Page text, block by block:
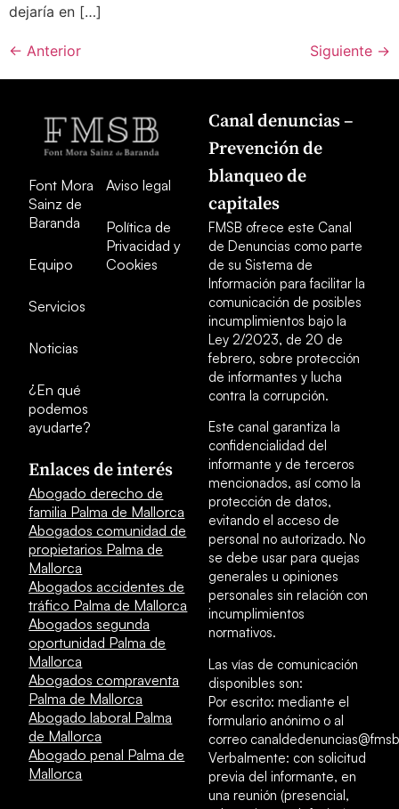
dejaría en […]
← Anterior Siguiente →
Font Mora
Sainz de
Baranda
Equipo
Servicios
Noticias
¿En qué
podemos
ayudarte?
Aviso legal
Política de
Privacidad y
Cookies
Enlaces de interés
Abogado derecho de
familia Palma de Mallorca
Abogados comunidad de
propietarios Palma de
Mallorca
Abogados accidentes de
tráfico Palma de Mallorca
Abogados segunda
oportunidad Palma de
Mallorca
Abogados compraventa
Palma de Mallorca
Abogado laboral Palma
de Mallorca
Abogado penal Palma de
Mallorca
Canal denuncias –
Prevención de
blanqueo de
capitales
FMSB ofrece este Canal
de Denuncias como parte
de su Sistema de
Información para facilitar la
comunicación de posibles
incumplimientos bajo la
Ley 2/2023, de 20 de
febrero, sobre protección
de informantes y lucha
contra la corrupción.
Este canal garantiza la
confidencialidad del
informante y de terceros
mencionados, así como la
protección de datos,
evitando el acceso de
personal no autorizado. No
se debe usar para quejas
generales u opiniones
personales sin relación con
incumplimientos
normativos.
Las vías de comunicación
disponibles son:
Por escrito: mediante el
formulario anónimo o al
correo
Verbalmente: con solicitud
previa del informante, en
una reunión (presencial,